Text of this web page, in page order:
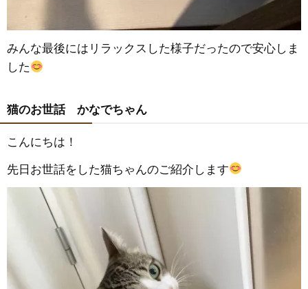
みんな最後にはリラックスした様子だったので安心しま
した
猫のお世話 かなでちゃん
こんにちは！
先日お世話をした猫ちゃんのご紹介します